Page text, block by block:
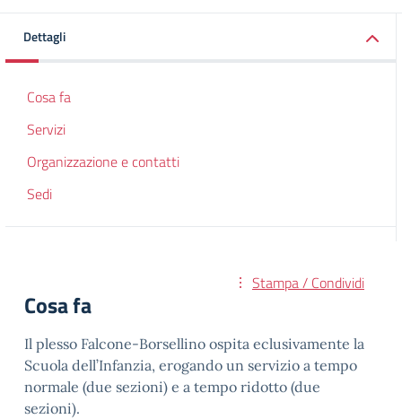
Dettagli
Cosa fa
Servizi
Organizzazione e contatti
Sedi
Stampa / Condividi
Cosa fa
Il plesso Falcone-Borsellino ospita eclusivamente la
Scuola dell’Infanzia, erogando un servizio a tempo
normale (due sezioni) e a tempo ridotto (due
sezioni).